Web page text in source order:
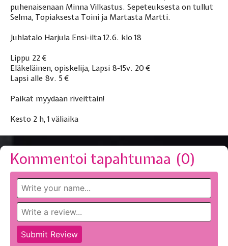
puhenaisenaan Minna Vilkastus. Sepeteuksesta on tullut
Selma, Topiaksesta Toini ja Martasta Martti.
Juhlatalo Harjula Ensi-ilta 12.6. klo 18
Lippu 22 €
Eläkeläinen, opiskelija, Lapsi 8-15v. 20 €
Lapsi alle 8v. 5 €
Paikat myydään riveittäin!
Kesto 2 h, 1 väliaika
Kommentoi tapahtumaa (0)